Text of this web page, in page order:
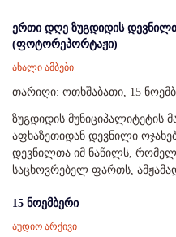
ერთი დღე ზუგდიდის
(ფოტორეპორტაჟი)
ახალი ამბები
თარიღი: ოთხშაბათი, 15
ზუგდიდის მუნიციპალიტეტის
აფხაზეთიდან დევნილი
დევნილთა იმ ნაწილს,
საცხოვრებელ ფართს,
15 ნოემბერი
აუდიო არქივი